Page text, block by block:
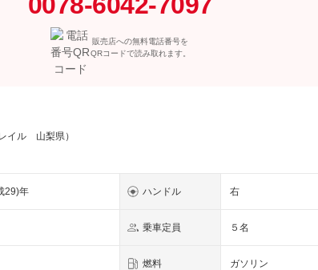
販売店への無料電話番号を
QRコードで読み取れます。
イル 山梨県）
29)年 ハンドル 右
乗車定員 ５名
燃料 ガソリン